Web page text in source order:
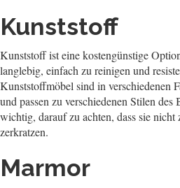
Kunststoff
Kunststoff ist eine kostengünstige
langlebig, einfach zu reinigen und
Kunststoffmöbel sind in verschiedenen
und passen zu verschiedenen Stilen
wichtig, darauf zu achten, dass sie nicht
zerkratzen.
Marmor